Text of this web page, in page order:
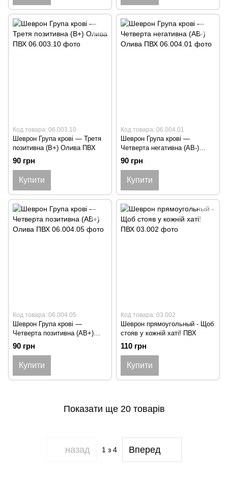
Код товара: 06.003.10
Шеврон Група крові — Третя
позитивна (B+) Олива ПВХ
90 грн
Купити
Код товара: 06.004.01
Шеврон Група крові —
Четверта негативна (АB-)
Олива ПВХ
90 грн
Купити
Код товара: 06.004.05
Шеврон Група крові —
Четверта позитивна (АB+)
Олива ПВХ
90 грн
Купити
Код товара: 03.002
Шеврон прямоугольный - Щоб
стояв у кожній хаті! ПВХ
110 грн
Купити
Показати ще 20 товарів
назад 1 з 4 Вперед